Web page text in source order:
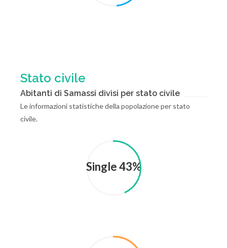
Stato civile
Abitanti di Samassi divisi per stato civile
Le informazioni statistiche della popolazione per stato
civile.
Single 43%